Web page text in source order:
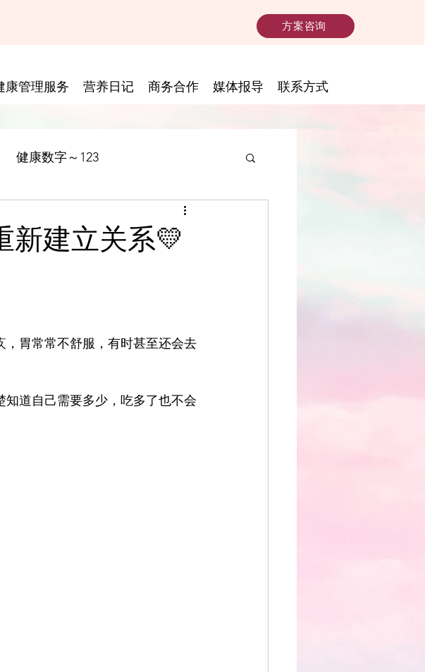
方案咨询
康管理服务 营养日记 商务合作 媒体报导 联系方式
健康数字～123
新建立关系💛
胃常常不舒服，有时甚至还会去
道自己需要多少，吃多了也不会